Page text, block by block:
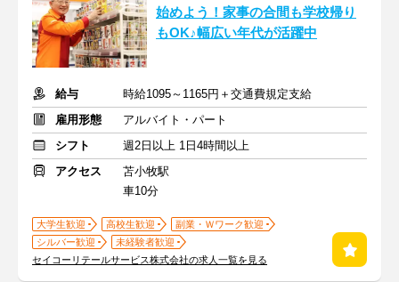
始めよう！家事の合間も学校帰り
もOK♪幅広い年代が活躍中
給与
時給1095～1165円＋交通費規定支給
雇用形態
アルバイト・パート
シフト
週2日以上 1日4時間以上
アクセス
苫小牧駅
車10分
大学生歓迎 高校生歓迎
副業・Ｗワーク歓迎
シルバー歓迎
未経験者歓迎
セイコーリテールサービス株式会社の求人一覧を見る